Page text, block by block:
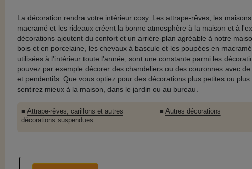
La décoration rendra votre intérieur cosy. Les attrape-rêves, les
macramé et les rideaux créent la bonne atmosphère à la maison et à
décorations ajoutent du confort et un arrière-plan agréable à notre
bois et en porcelaine, les chevaux à bascule et les poupées en
utilisées à l'intérieur toute l'année, sont une constante parmi les
pouvez par exemple décorer des chandeliers ou des couronnes avec
et pendentifs. Que vous optiez pour des décorations plus petites ou
sentirez mieux à la maison, dans le jardin ou au bureau.
■ Attrape-rêves, carillons et autres
décorations suspendues
■ Autres décorations